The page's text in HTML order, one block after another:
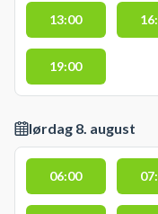
13:00
19:00
lørdag 8. august
06:00